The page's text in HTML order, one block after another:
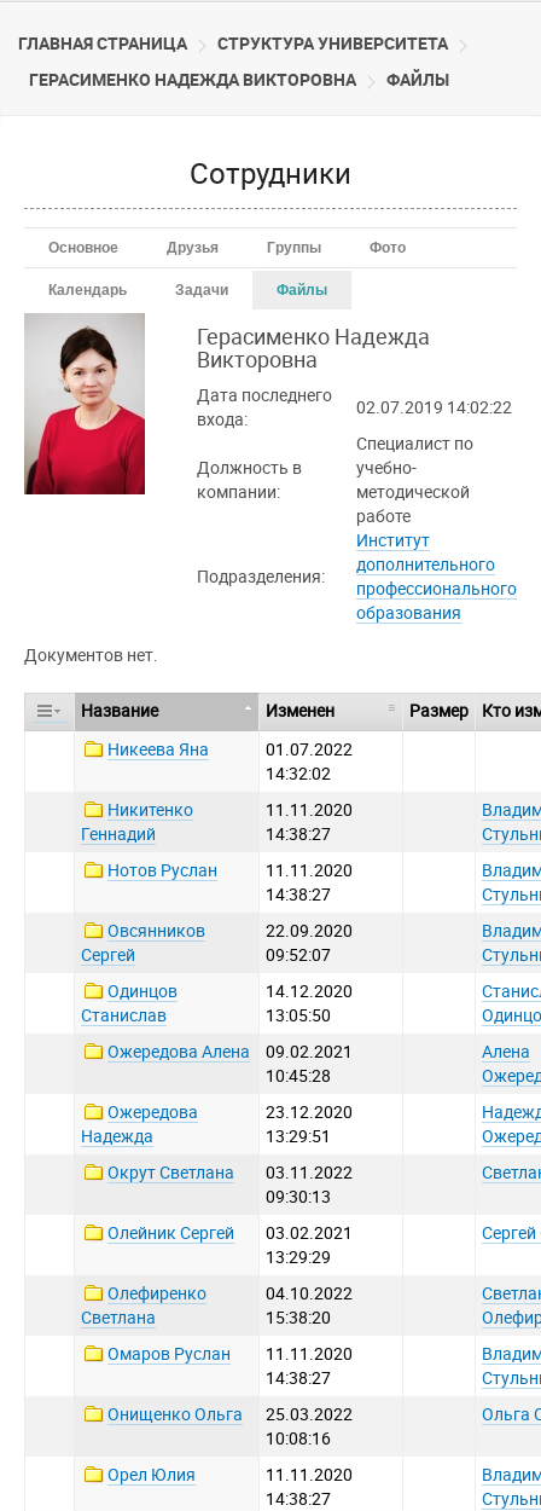
ГЛАВНАЯ СТРАНИЦА
CТРУКТУРА УНИВЕРСИТЕТА
ГЕРАСИМЕНКО НАДЕЖДА ВИКТОРОВНА
ФАЙЛЫ
Сотрудники
Основное Друзья Группы Фото
Календарь Задачи Файлы
Герасименко Надежда
Викторовна
Дата последнего
входа:
02.07.2019 14:02:22
Должность в
компании:
Специалист по
учебно-
методической
работе
Подразделения:
Институт
дополнительного
профессионального
образования
Документов нет.
Название Изменен Размер
Кто
Никеева Яна
01.07.2022
14:32:02
Никитенко
Геннадий
11.11.2020
14:38:27
Нотов Руслан
11.11.2020
14:38:27
Овсянников
Сергей
22.09.2020
09:52:07
Одинцов
Станислав
14.12.2020
13:05:50
Ожередова Алена
09.02.2021
10:45:28
Алена
Ожередова
Надежда
23.12.2020
13:29:51
Окрут Светлана
03.11.2022
09:30:13
Олейник Сергей
03.02.2021
13:29:29
Олефиренко
Светлана
04.10.2022
15:38:20
Омаров Руслан
11.11.2020
14:38:27
Онищенко Ольга
25.03.2022
10:08:16
Ольга
Орел Юлия
11.11.2020
14:38:27